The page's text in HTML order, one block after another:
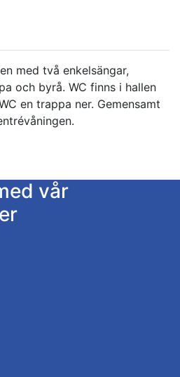
med två enkelsängar,
och byrå. WC finns i hallen
en trappa ner. Gemensamt
vår